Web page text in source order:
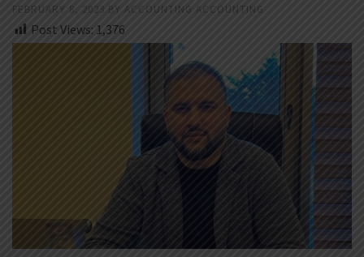
FEBRUARY 8, 2023 BY ACCOUNTING ACCOUNTING
Post Views: 1,376